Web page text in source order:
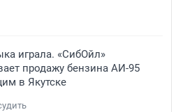
играла. «СибОйл»
продажу бензина АИ-95
в Якутске